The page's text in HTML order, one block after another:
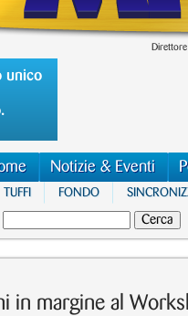
unico
Notizie & Eventi
TUFFI FONDO
in margine al